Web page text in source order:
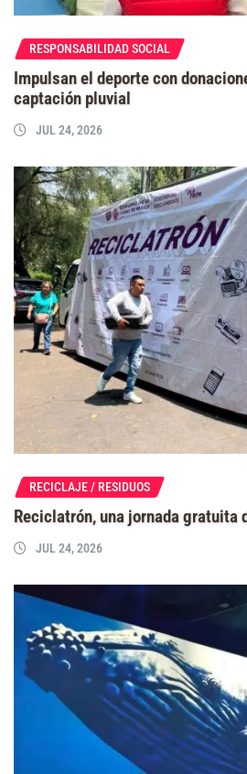
RESPONSABILIDAD SOCIAL
Impulsan el deporte con
captación pluvial
JUL 24, 2026
RECICLAJE / RESIDUOS
Reciclatrón, una jornada gratuita
JUL 24, 2026